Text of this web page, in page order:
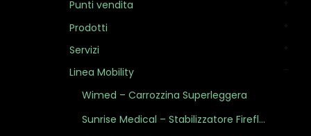
Punti vendita
Prodotti
Servizi
Linea Mobility
Wimed – Carrozzina Superleggera
Sunrise Medical – Stabilizzatore Firefly Upsee